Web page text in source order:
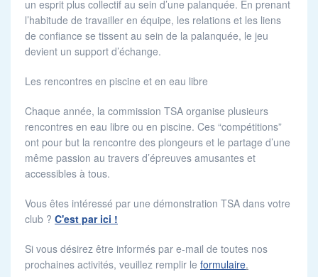
un esprit plus collectif au sein d’une palanquée. En prenant
l’habitude de travailler en équipe, les relations et les liens
de confiance se tissent au sein de la palanquée, le jeu
devient un support d’échange.
Les rencontres en piscine et en eau libre
Chaque année, la commission TSA organise plusieurs
rencontres en eau libre ou en piscine. Ces “compétitions”
ont pour but la rencontre des plongeurs et le partage d’une
même passion au travers d’épreuves amusantes et
accessibles à tous.
Vous êtes intéressé par une démonstration TSA dans votre
club ? C'est par ici !
Si vous désirez être informés par e-mail de toutes nos
prochaines activités, veuillez remplir le formulaire.